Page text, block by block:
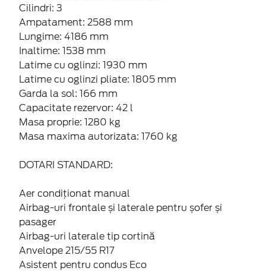
Cilindri: 3
Ampatament: 2588 mm
Lungime: 4186 mm
Inaltime: 1538 mm
Latime cu oglinzi: 1930 mm
Latime cu oglinzi pliate: 1805 mm
Garda la sol: 166 mm
Capacitate rezervor: 42 l
Masa proprie: 1280 kg
Masa maxima autorizata: 1760 kg
DOTARI STANDARD:
Aer condiţionat manual
Airbag-uri frontale și laterale pentru șofer și
pasager
Airbag-uri laterale tip cortină
Anvelope 215/55 R17
Asistent pentru condus Eco